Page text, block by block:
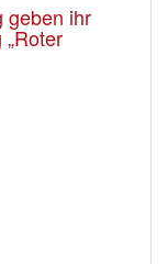
geben ihr